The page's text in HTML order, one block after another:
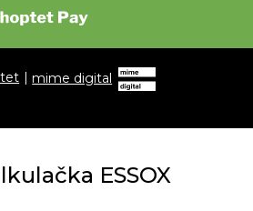
|mime digital
ESSOX